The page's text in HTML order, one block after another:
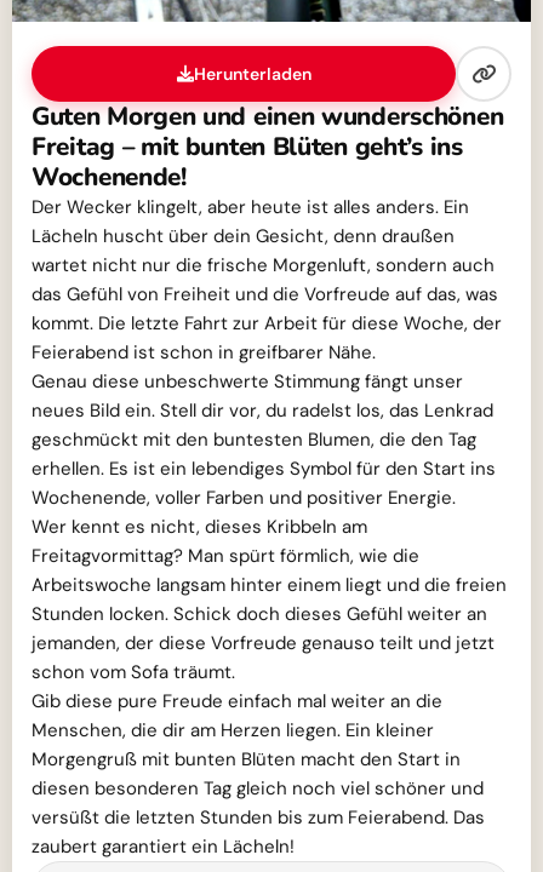
Herunterladen
Guten Morgen und einen wunderschönen
Freitag – mit bunten Blüten geht’s ins
Wochenende!
Der Wecker klingelt, aber heute ist alles anders. Ein
Lächeln huscht über dein Gesicht, denn draußen
wartet nicht nur die frische Morgenluft, sondern auch
das Gefühl von Freiheit und die Vorfreude auf das, was
kommt. Die letzte Fahrt zur Arbeit für diese Woche, der
Feierabend ist schon in greifbarer Nähe.
Genau diese unbeschwerte Stimmung fängt unser
neues Bild ein. Stell dir vor, du radelst los, das Lenkrad
geschmückt mit den buntesten Blumen, die den Tag
erhellen. Es ist ein lebendiges Symbol für den Start ins
Wochenende, voller Farben und positiver Energie.
Wer kennt es nicht, dieses Kribbeln am
Freitagvormittag? Man spürt förmlich, wie die
Arbeitswoche langsam hinter einem liegt und die freien
Stunden locken. Schick doch dieses Gefühl weiter an
jemanden, der diese Vorfreude genauso teilt und jetzt
schon vom Sofa träumt.
Gib diese pure Freude einfach mal weiter an die
Menschen, die dir am Herzen liegen. Ein kleiner
Morgengruß mit bunten Blüten macht den Start in
diesen besonderen Tag gleich noch viel schöner und
versüßt die letzten Stunden bis zum Feierabend. Das
zaubert garantiert ein Lächeln!